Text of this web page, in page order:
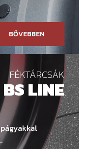
BŐVEBBEN
FÉKTÁRCSÁK
BS LINE